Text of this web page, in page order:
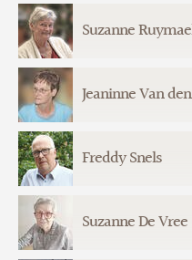
Suzanne
Jeaninne Van
Freddy Snels
Suzanne De Vree